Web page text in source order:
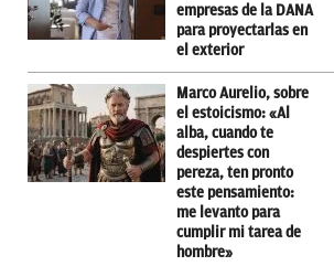
empresas de la DANA
para proyectarlas en
el exterior
Marco Aurelio, sobre
el estoicismo: «Al
alba, cuando te
despiertes con
pereza, ten pronto
este pensamiento:
me levanto para
cumplir mi tarea de
hombre»